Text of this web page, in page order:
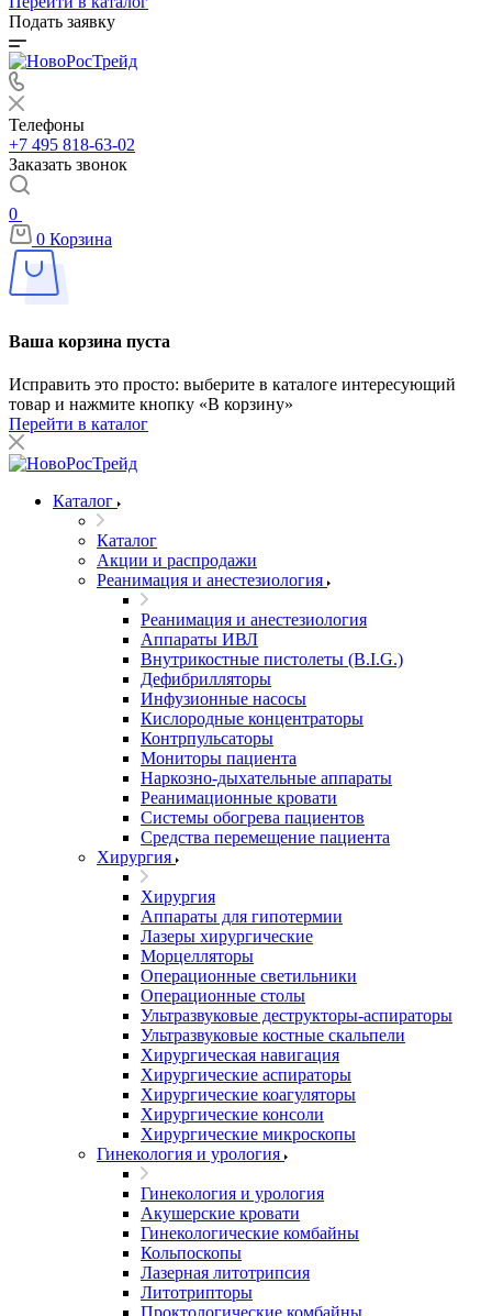
Подать заявку
Телефоны
+7 495 818-63-02
Заказать звонок
0
0 Корзина
Ваша корзина пуста
Исправить это просто: выберите в каталоге интересующий
товар и нажмите кнопку «В корзину»
Перейти в каталог
Каталог
Каталог
Акции и распродажи
Реанимация и анестезиология
Реанимация и анестезиология
Аппараты ИВЛ
Внутрикостные пистолеты (B.I.G.)
Дефибрилляторы
Инфузионные насосы
Кислородные концентраторы
Контрпульсаторы
Мониторы пациента
Наркозно-дыхательные аппараты
Реанимационные кровати
Системы обогрева пациентов
Средства перемещение пациента
Хирургия
Хирургия
Аппараты для гипотермии
Лазеры хирургические
Морцелляторы
Операционные светильники
Операционные столы
Ультразвуковые деструкторы-аспираторы
Ультразвуковые костные скальпели
Хирургическая навигация
Хирургические аспираторы
Хирургические коагуляторы
Хирургические консоли
Хирургические микроскопы
Гинекология и урология
Гинекология и урология
Акушерские кровати
Гинекологические комбайны
Кольпоскопы
Лазерная литотрипсия
Литотрипторы